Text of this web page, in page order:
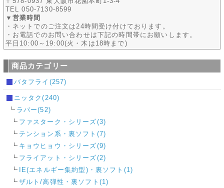
TEL 050-7130-8599
▼営業時間
・ネットでのご注文は24時間受け付けております。
・お電話でのお問い合わせは下記の時間帯にお願いします。
平日10:00～19:00(火・木は18時まで)
商品カテゴリー
バタフライ(257)
ニッタク(240)
ラバー(52)
ファスターク・シリーズ(3)
テンション系・裏ソフト(7)
キョウヒョウ・シリーズ(9)
フライアット・シリーズ(2)
IE(エネルギー集約型)・裏ソフト(1)
ザルト/高弾性・裏ソフト(1)